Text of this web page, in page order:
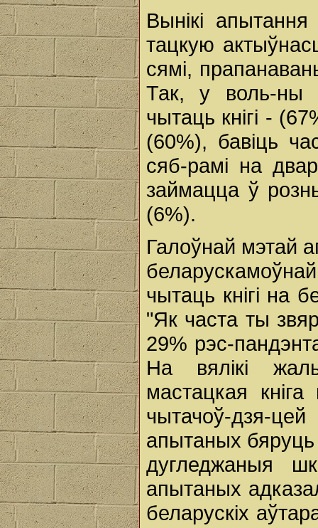
Вынікі
тацкую
сямі,
Так, у воль-ны
чытаць кнігі -
(60%), бавіць
сяб-рамі на
займацца ў
(6%).
Галоўнай мэтай
чытаць кнігі на
"Як часта ты
29% рэс-
На вялікі
мастацкая
чытачоў-дзя-
апытаных бяруць
дугледжаныя
апытаных
беларускіх